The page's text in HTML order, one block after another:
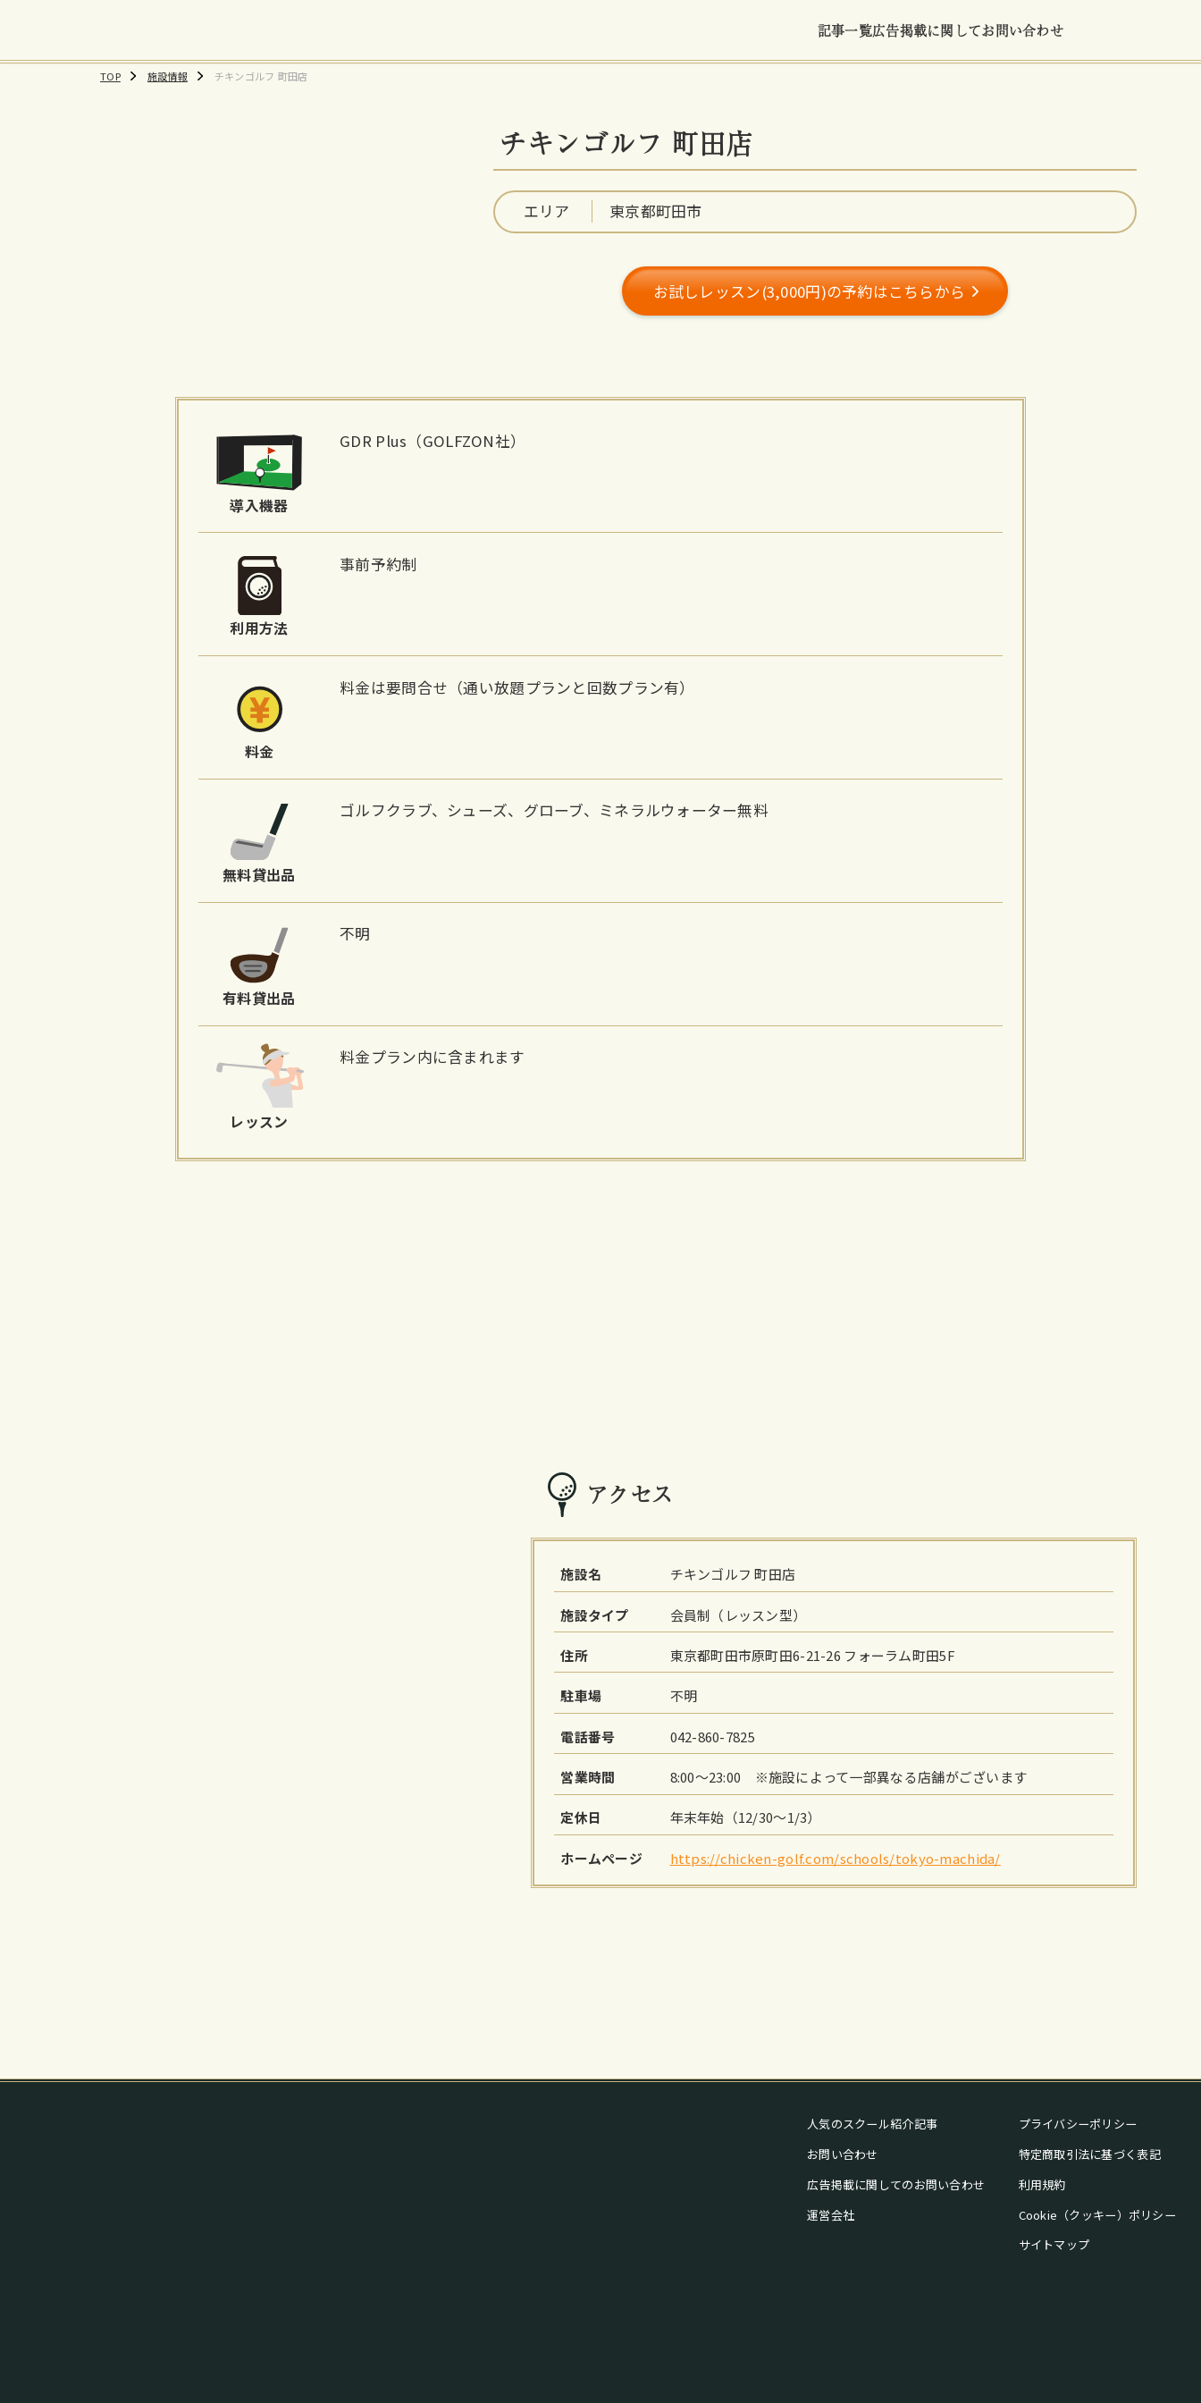
記事一覧広告掲載に関してお問い合わせ
TOP 施設情報 チキンゴルフ 町田店
チキンゴルフ 町田店
エリア 東京都町田市
お試しレッスン(3,000円)の予約はこちらから
導入機器
GDR Plus（GOLFZON社）
利用方法
事前予約制
料金
料金は要問合せ（通い放題プランと回数プラン有）
無料貸出品
ゴルフクラブ、シューズ、グローブ、ミネラルウォーター無料
有料貸出品
不明
レッスン
料金プラン内に含まれます
アクセス
施設名 チキンゴルフ 町田店
施設タイプ 会員制（レッスン型）
住所 東京都町田市原町田6-21-26 フォーラム町田5F
駐車場 不明
電話番号 042-860-7825
営業時間 8:00～23:00 ※施設によって一部異なる店舗がございます
定休日 年末年始（12/30～1/3）
ホームページ https://chicken-golf.com/schools/tokyo-machida/
人気のスクール紹介記事
お問い合わせ
広告掲載に関してのお問い合わせ
運営会社
プライバシーポリシー
特定商取引法に基づく表記
利用規約
Cookie（クッキー）ポリシー
サイトマップ